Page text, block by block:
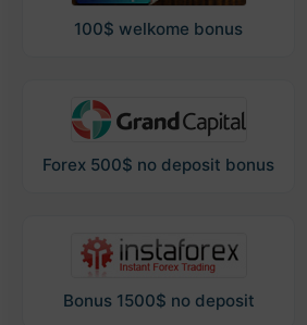
100$ welkome bonus
Forex 500$ no deposit bonus
Bonus 1500$ no deposit